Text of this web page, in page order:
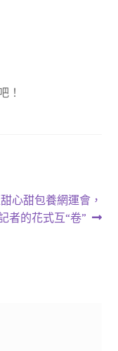
！
心甜包養網運會，
者的花式互“卷”